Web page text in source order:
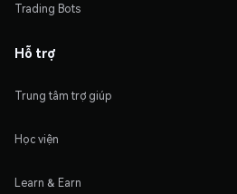
Trading Bots
Hỗ trợ
Trung tâm trợ giúp
Học viện
Learn & Earn